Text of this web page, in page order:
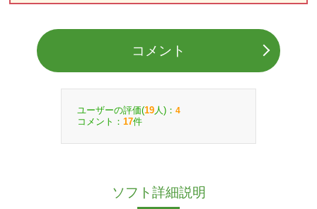
コメント
ユーザーの評価(19 人)： 4
コメント： 17件
ソフト詳細説明